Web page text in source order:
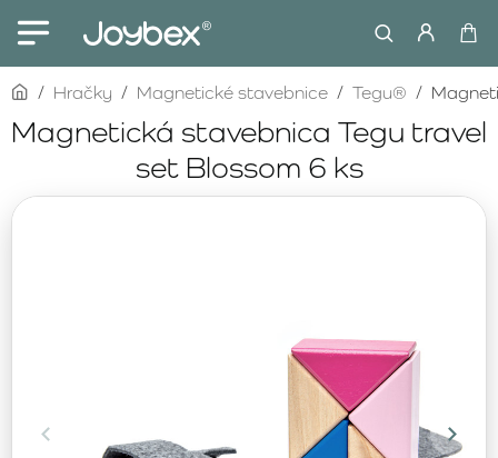
Magnetická stavebnica Tegu travel
set Blossom 6 ks
homeHračky Magnetické stavebnice Tegu®